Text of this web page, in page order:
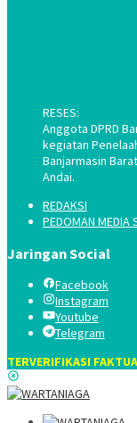
RESES:
Anggota DPRD
kegiatan
Banjarmasin
Andai.
REDAKSI
PEDOMAN MEDIA
Jaringan Social
Facebook
Instagram
Youtube
Telegram
TERVERIFIKASI